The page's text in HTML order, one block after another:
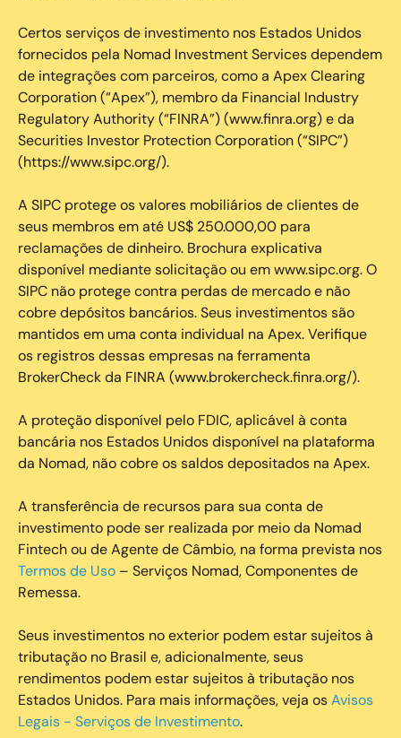
Certos serviços de investimento nos Estados Unidos
fornecidos pela Nomad Investment Services dependem
de integrações com parceiros, como a Apex Clearing
Corporation (“Apex”), membro da Financial Industry
Regulatory Authority (“FINRA”) (www.finra.org) e da
Securities Investor Protection Corporation (“SIPC”)
(https://www.sipc.org/).
A SIPC protege os valores mobiliários de clientes de
seus membros em até US$ 250.000,00 para
reclamações de dinheiro. Brochura explicativa
disponível mediante solicitação ou em www.sipc.org. O
SIPC não protege contra perdas de mercado e não
cobre depósitos bancários. Seus investimentos são
mantidos em uma conta individual na Apex. Verifique
os registros dessas empresas na ferramenta
BrokerCheck da FINRA (www.brokercheck.finra.org/).
A proteção disponível pelo FDIC, aplicável à conta
bancária nos Estados Unidos disponível na plataforma
da Nomad, não cobre os saldos depositados na Apex.
A transferência de recursos para sua conta de
investimento pode ser realizada por meio da Nomad
Fintech ou de Agente de Câmbio, na forma prevista nos
Termos de Uso – Serviços Nomad, Componentes de
Remessa.
Seus investimentos no exterior podem estar sujeitos à
tributação no Brasil e, adicionalmente, seus
rendimentos podem estar sujeitos à tributação nos
Estados Unidos. Para mais informações, veja osAvisos
Legais - Serviços de Investimento.